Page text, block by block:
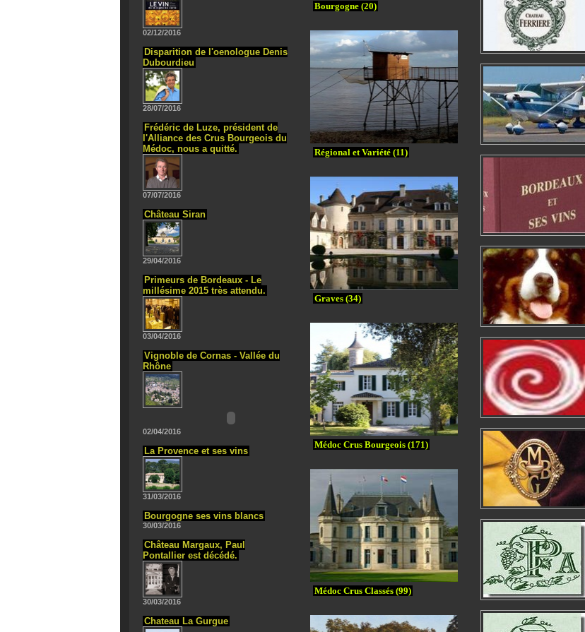
02/12/2016
Disparition de l'oenologue Denis
Dubourdieu
28/07/2016
Frédéric de Luze, président de
l'Alliance des Crus Bourgeois du
Médoc, nous a quitté.
07/07/2016
Château Siran
29/04/2016
Primeurs de Bordeaux - Le
millésime 2015 très attendu.
03/04/2016
Vignoble de Cornas - Vallée du
Rhône
02/04/2016
La Provence et ses vins
31/03/2016
Bourgogne ses vins blancs
30/03/2016
Château Margaux, Paul
Pontallier est décédé.
30/03/2016
Chateau La Gurgue
Bourgogne (20)
Régional et Variété (11)
Graves (34)
Médoc Crus Bourgeois (171)
Médoc Crus Classés (99)